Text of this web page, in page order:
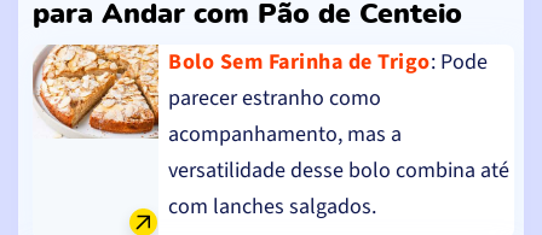
para Andar com Pão de Centeio
Bolo Sem Farinha de Trigo: Pode
parecer estranho como
acompanhamento, mas a
versatilidade desse bolo combina até
com lanches salgados.